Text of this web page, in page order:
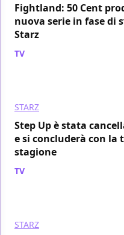
Fightland: 50 Cent
nuova serie in fase di
Starz
TV
STARZ
Step Up è stata
e si concluderà con la
stagione
TV
STARZ